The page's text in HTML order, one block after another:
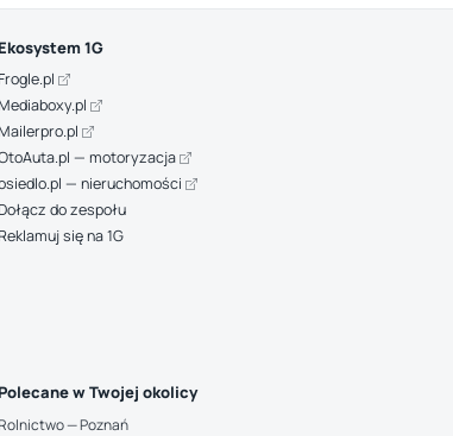
Ekosystem 1G
— motoryzacja
— nieruchomości
do zespołu
się na 1G
Polecane w Twojej okolicy
— Poznań